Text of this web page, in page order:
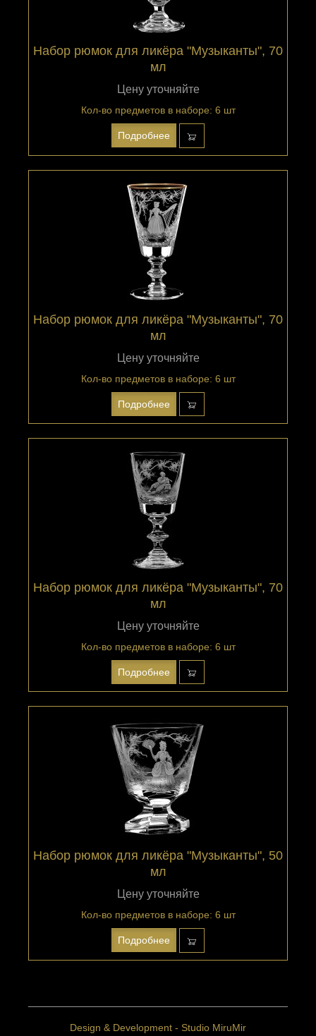
Набор рюмок для ликёра "Музыканты", 70
мл
Цену уточняйте
Кол-во предметов в наборе: 6 шт
Подробнее
Набор рюмок для ликёра "Музыканты", 70
мл
Цену уточняйте
Кол-во предметов в наборе: 6 шт
Подробнее
Набор рюмок для ликёра "Музыканты", 70
мл
Цену уточняйте
Кол-во предметов в наборе: 6 шт
Подробнее
Набор рюмок для ликёра "Музыканты", 50
мл
Цену уточняйте
Кол-во предметов в наборе: 6 шт
Подробнее
Design & Development - Studio MiruMir